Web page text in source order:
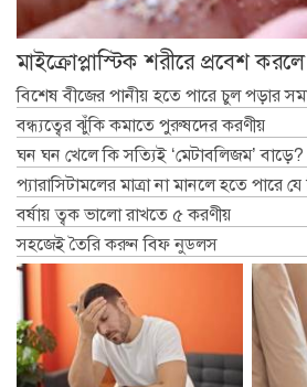
মাইক্রোপ্লাস্টিক শরীরে প্রবেশ
বিশেষ বীজের পানীয় হতে পারে চুল পড়ার
বন্ধ্যত্বের ঝুঁকি কমাতে পুরুষদের করণীয়
ঘন ঘন খেলে কি সত্যিই ‘মেটাবলিজম’ বাড়ে?
প্যারাসিটামলের মাত্রা না মানলে হতে পারে
বর্ষায় ত্বক ভালো রাখতে ৫ করণীয়
সহজেই তৈরি করুন বিফ নুডলস